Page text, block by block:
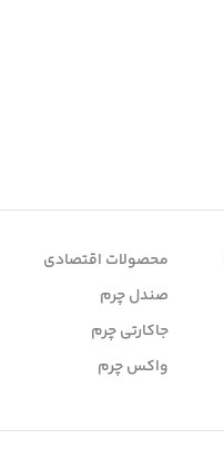
محصولات اقتصادی
صندل چرم
جاکارتی چرم
واکس چرم